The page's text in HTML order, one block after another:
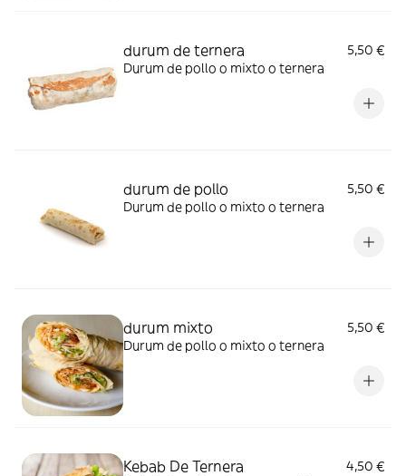
durum de ternera
5,50 €
Durum de pollo o mixto o ternera
durum de pollo
5,50 €
Durum de pollo o mixto o ternera
durum mixto
5,50 €
Durum de pollo o mixto o ternera
Kebab De Ternera
4,50 €